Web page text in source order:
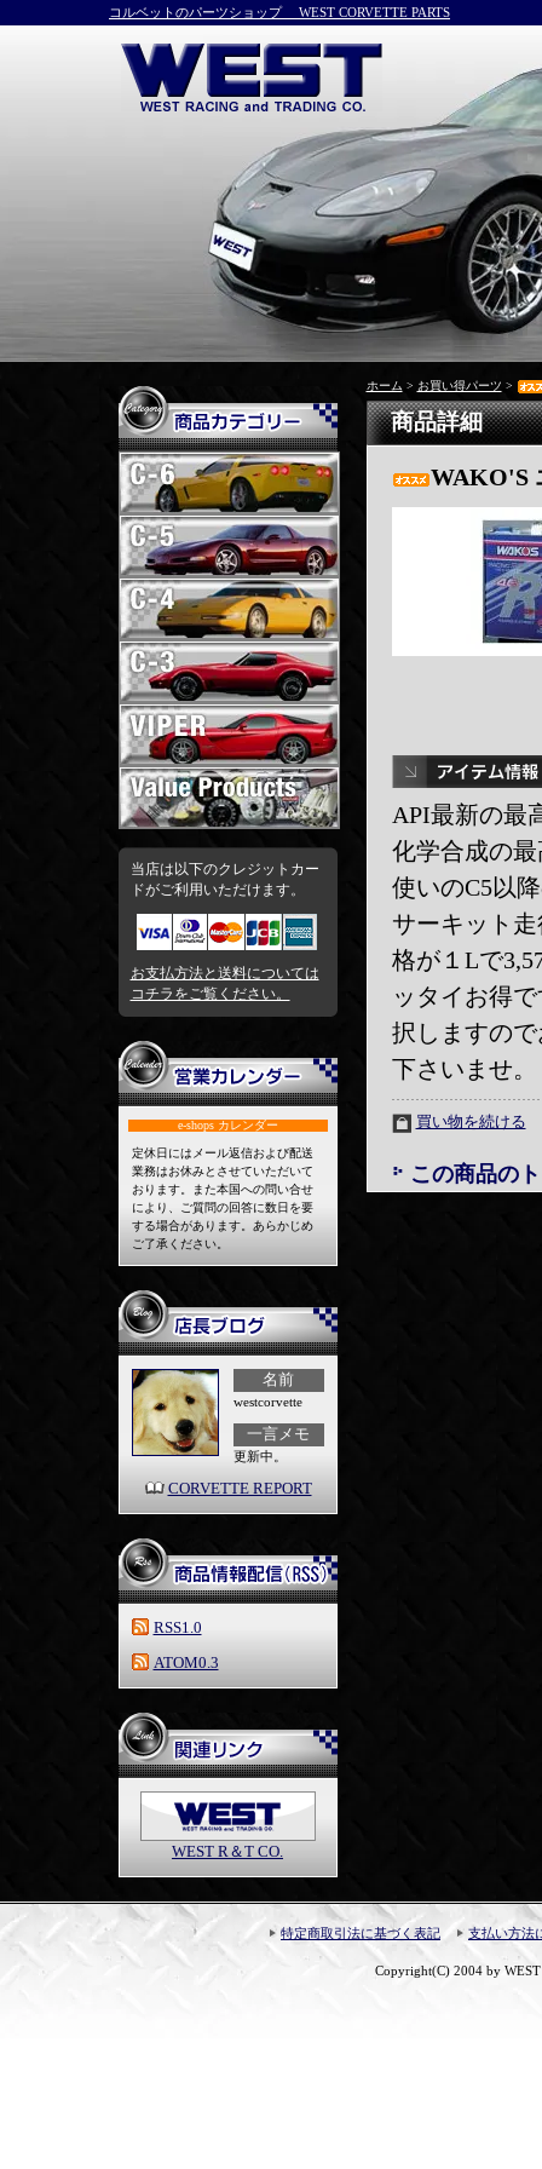
コルベットのパーツショップ WEST CORVETTE PARTS
ホーム > お買い得パーツ >
商品詳細
WAKO'S
API最新の最
化学合成の
使いのC5以
サーキット
格が１Lで
ッタイお得
択しますの
下さいませ。
買い物を続ける
この商品の
当店は以下のクレジットカー
ドがご利用いただけます。
お支払方法と送料については
コチラをご覧ください。
e-shops カレンダー
定休日にはメール返信および配送
業務はお休みとさせていただいて
おります。また本国への問い合せ
により、ご質問の回答に数日を要
する場合があります。あらかじめ
ご了承ください。
名前
westcorvette
一言メモ
更新中。
CORVETTE REPORT
RSS1.0
ATOM0.3
WEST R＆T CO.
特定商取引法に基づく表記 支払い方法
Copyright(C) 2004 by